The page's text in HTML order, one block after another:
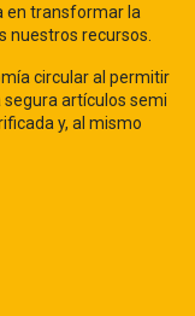
en transformar la
nuestros recursos.
circular al permitir
artículos semi
y, al mismo